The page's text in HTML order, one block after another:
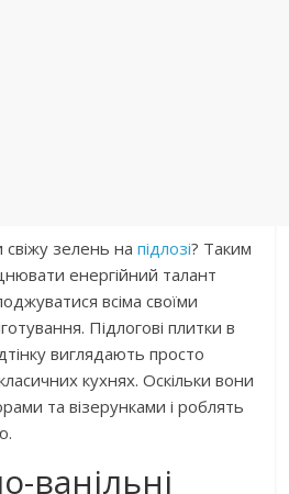
зелень напідлозі? Таким
енергійний талант
всіма своїми
Підлогові плитки в
виглядають просто
кухнях. Оскільки вони
та візерунками і роблять
ванільні